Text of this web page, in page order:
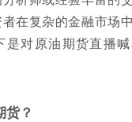
在复杂的金融市场
是对原油期货直播
？